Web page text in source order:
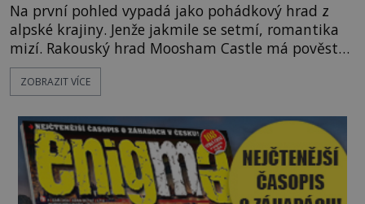
Na první pohled vypadá jako pohádkový hrad z
alpské krajiny. Jenže jakmile se setmí, romantika
mizí. Rakouský hrad Moosham Castle má pověst
nejděsivějšího domu v celé zemi. Lidé tu údajně
slyší kroky v prázdných chodbách, šeptání ze zdí i
temná minulost mohla zanechat něco, co se
dodnes nepodařilo vysvětlit. Kamenný hrad stojí v
horách Salcburska u
ZOBRAZIT VÍCE